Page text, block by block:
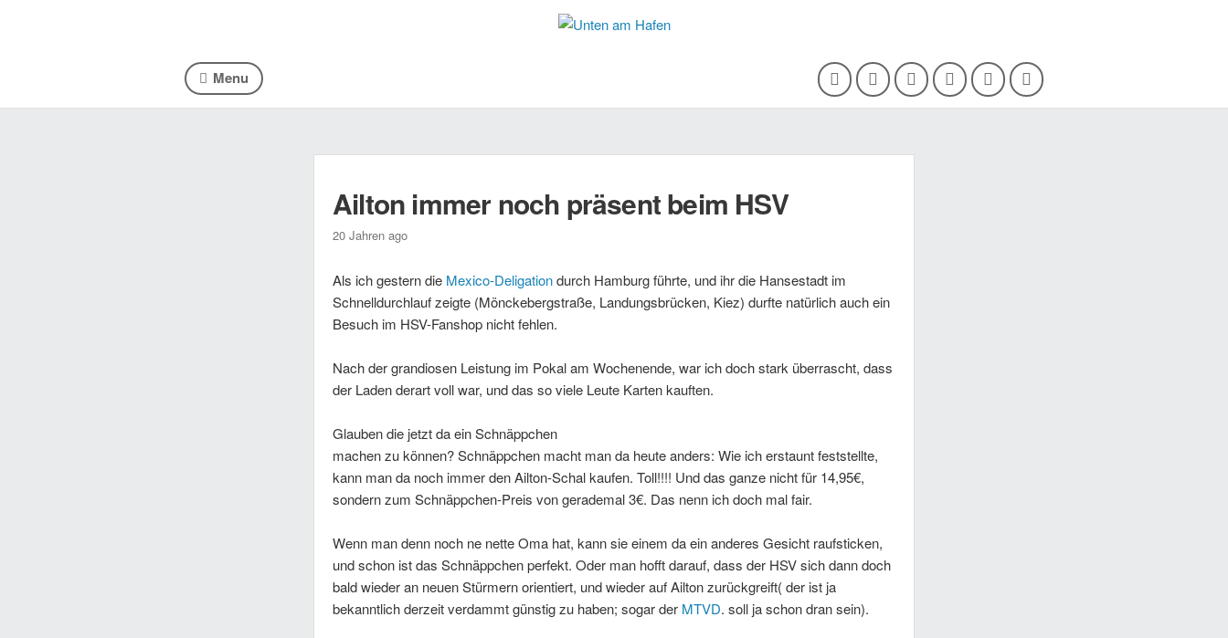
Menu
Ailton immer noch präsent beim HSV
20 Jahren ago
Als ich gestern die Mexico-Deligationdurch Hamburg führte, und ihr die Hansestadt im
Schnelldurchlauf zeigte (Mönckebergstraße, Landungsbrücken, Kiez) durfte natürlich auch ein
Besuch im HSV-Fanshop nicht fehlen.
Nach der grandiosen Leistung im Pokal am Wochenende, war ich doch stark überrascht, dass
der Laden derart voll war, und das so viele Leute Karten kauften.
Glauben die jetzt da ein Schnäppchen
machen zu können? Schnäppchen macht man da heute anders: Wie ich erstaunt feststellte,
kann man da noch immer den Ailton-Schal kaufen. Toll!!!! Und das ganze nicht für 14,95€,
sondern zum Schnäppchen-Preis von gerademal 3€. Das nenn ich doch mal fair.
Wenn man denn noch ne nette Oma hat, kann sie einem da ein anderes Gesicht raufsticken,
und schon ist das Schnäppchen perfekt. Oder man hofft darauf, dass der HSV sich dann doch
bald wieder an neuen Stürmern orientiert, und wieder auf Ailton zurückgreift( der ist ja
bekanntlich derzeit verdammt günstig zu haben; sogar der MTVD. soll ja schon dran sein).